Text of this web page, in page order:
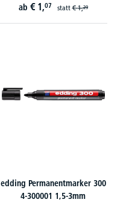
ab € 1,07 statt€ 1,29
edding Permanentmarker 300
4-300001 1,5-3mm